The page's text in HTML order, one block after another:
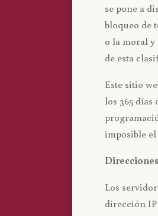
se pone a
bloqueo de
o la moral
de esta
Este sitio
los 365
imposible el
Los
dirección